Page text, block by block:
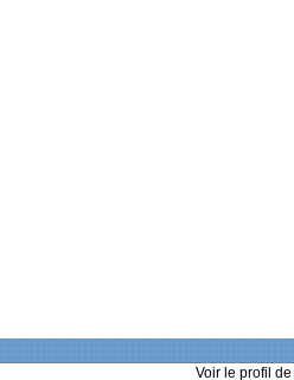
Voir le profil de